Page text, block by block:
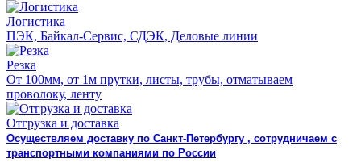
Логистика
ПЭК, Байкал-Сервис, СДЭК, Деловые линии
Резка
От 100мм, от 1м прутки, листы, трубы, отматываем
проволоку, ленту
Отгрузка и доставка
Осуществляем доставку по Санкт-Петербургу , сотрудничаем с
транспортными компаниями по России